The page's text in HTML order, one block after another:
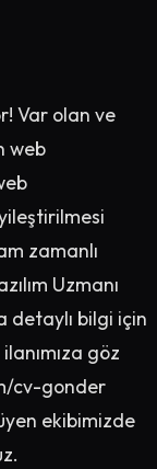
Var olan ve
web
zamanlı
Uzmanı
detaylı bilgi için
göz
cv-gonder
ekibimizde